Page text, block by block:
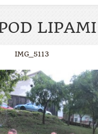
IMG_5113